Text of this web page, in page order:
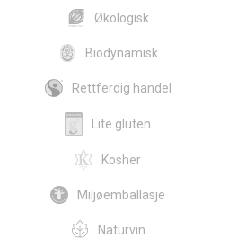
Økologisk
Biodynamisk
Rettferdig handel
Lite gluten
Kosher
Miljøemballasje
Naturvin